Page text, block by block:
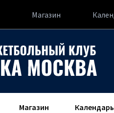
Магазин
Магазин Календарь